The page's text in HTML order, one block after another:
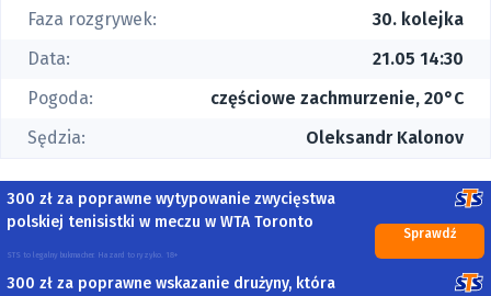
Faza rozgrywek:
30. kolejka
Data:
21.05 14:30
Pogoda:
częściowe zachmurzenie, 20°C
Sędzia:
Oleksandr Kalonov
300 zł za poprawne wytypowanie zwycięstwa
polskiej tenisistki w meczu w WTA Toronto
STS to legalny bukmacher. Hazard to ryzyko. 18+
Sprawdź
300 zł za poprawne wskazanie drużyny, która